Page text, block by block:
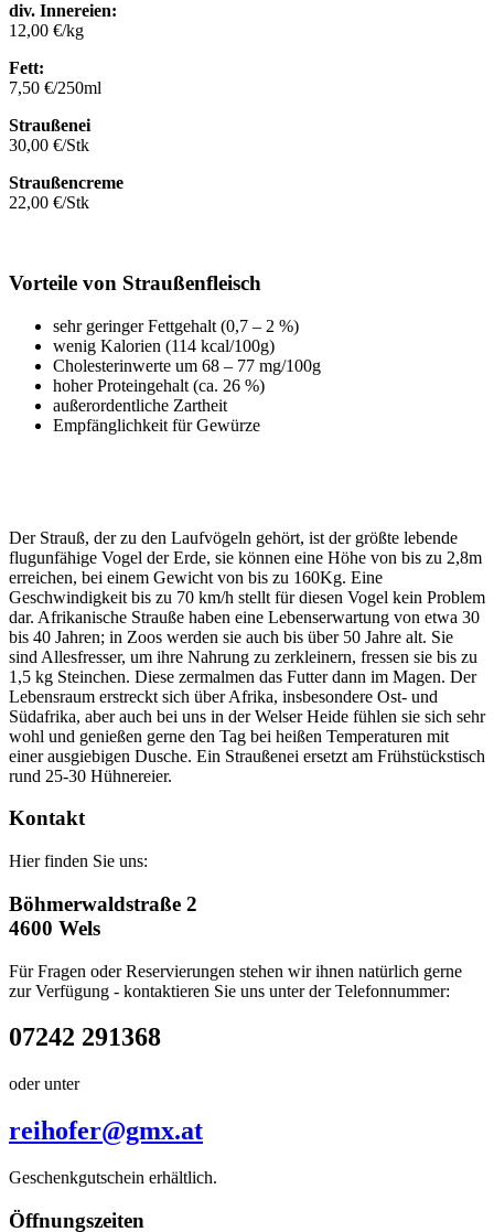
div. Innereien:
12,00 €/kg
Fett:
7,50 €/250ml
Straußenei
30,00 €/Stk
Straußencreme
22,00 €/Stk
Vorteile von Straußenfleisch
sehr geringer Fettgehalt (0,7 – 2 %)
wenig Kalorien (114 kcal/100g)
Cholesterinwerte um 68 – 77 mg/100g
hoher Proteingehalt (ca. 26 %)
außerordentliche Zartheit
Empfänglichkeit für Gewürze
Der Strauß, der zu den Laufvögeln gehört, ist der größte lebende
flugunfähige Vogel der Erde, sie können eine Höhe von bis zu 2,8m
erreichen, bei einem Gewicht von bis zu 160Kg. Eine
Geschwindigkeit bis zu 70 km/h stellt für diesen Vogel kein Problem
dar. Afrikanische Strauße haben eine Lebenserwartung von etwa 30
bis 40 Jahren; in Zoos werden sie auch bis über 50 Jahre alt. Sie
sind Allesfresser, um ihre Nahrung zu zerkleinern, fressen sie bis zu
1,5 kg Steinchen. Diese zermalmen das Futter dann im Magen. Der
Lebensraum erstreckt sich über Afrika, insbesondere Ost- und
Südafrika, aber auch bei uns in der Welser Heide fühlen sie sich sehr
wohl und genießen gerne den Tag bei heißen Temperaturen mit
einer ausgiebigen Dusche. Ein Straußenei ersetzt am Frühstückstisch
rund 25-30 Hühnereier.
Kontakt
Hier finden Sie uns:
Böhmerwaldstraße 2
4600 Wels
Für Fragen oder Reservierungen stehen wir ihnen natürlich gerne
zur Verfügung - kontaktieren Sie uns unter der Telefonnummer:
07242 291368
oder unter
reihofer@gmx.at
Geschenkgutschein erhältlich.
Öffnungszeiten